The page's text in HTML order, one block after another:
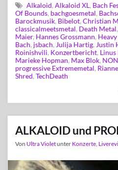
Alkaloid, Alkaloid XL, Bach
Of Bounds, bachgoesmetal,
Barockmusik, Bibelot, Christian
classicalmeetsmetal, Death Metal,
Maier, Hannes Grossmann,
Bach, jsbach, Julija Hartig, Justin
Roinishvili, Konzertbericht, Linus
Marieke Hopman, Max Blok,
progressive Extrememetal,
Shred, TechDeath
ALKALOID und
Von Ultra Violetunter Konzerte